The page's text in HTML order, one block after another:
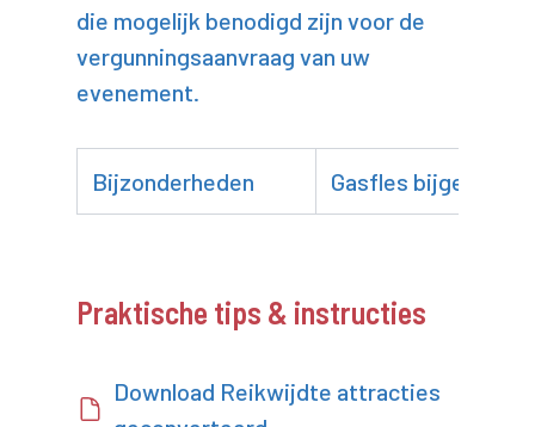
die mogelijk benodigd zijn voor de
vergunningsaanvraag van uw
evenement.
Bijzonderheden Gasfles bijgeleverd
Praktische tips & instructies
Download Reikwijdte attracties